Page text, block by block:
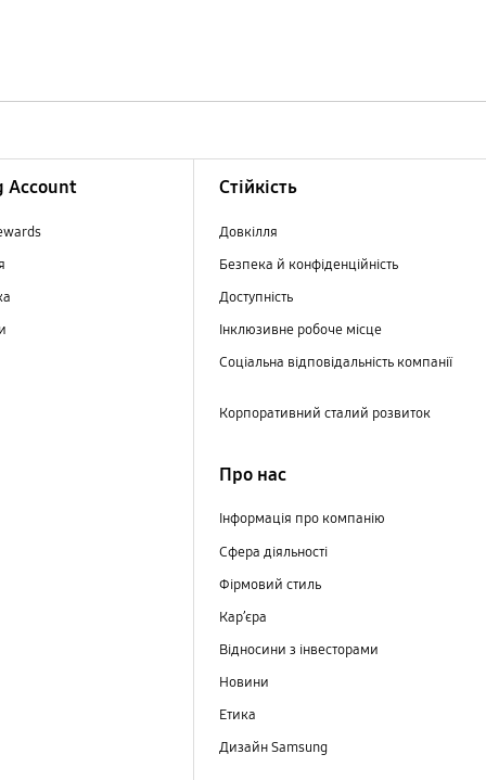
Account Стійкість
Довкілля
Безпека й конфіденційність
Доступність
Інклюзивне робоче місце
Соціальна відповідальність компанії
Корпоративний сталий розвиток
Про нас
Інформація про компанію
Сфера діяльності
Фірмовий стиль
Кар’єра
Відносини з інвесторами
Новини
Етика
Дизайн Samsung